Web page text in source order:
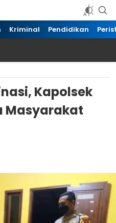
Kriminal Pendidikan
Kapolsek
Masyarakat